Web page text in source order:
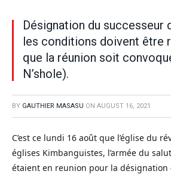
Désignation du successeur
les conditions doivent être
que la réunion soit
N’shole).
BY GAUTHIER MASASU ON AUGUST 16, 2021
C’est ce lundi 16 août que l’église du
églises Kimbanguistes, l’armée du
étaient en reunion pour la désignation